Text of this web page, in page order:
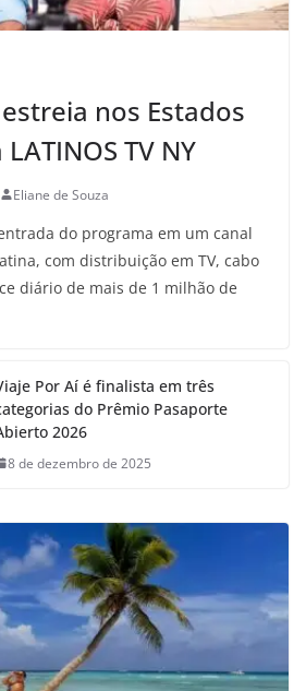
nos Estados
TV NY
Eliane de Souza
do programa em um canal
com distribuição em TV, cabo
diário de mais de 1 milhão de
Por Aí é finalista em três
do Prêmio Pasaporte
2026
8 de dezembro de 2025